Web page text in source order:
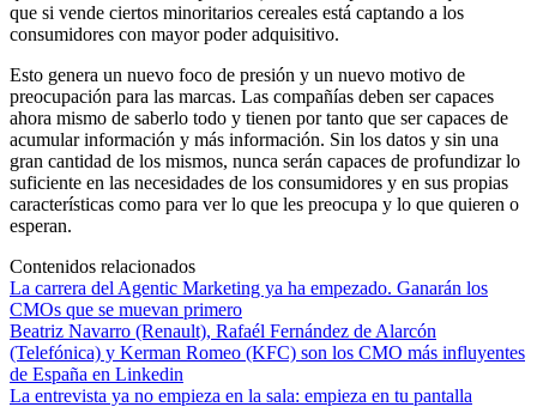
que si vende ciertos minoritarios cereales está captando a los
consumidores con mayor poder adquisitivo.
Esto genera un nuevo foco de presión y un nuevo motivo de
preocupación para las marcas. Las compañías deben ser capaces
ahora mismo de saberlo todo y tienen por tanto que ser capaces de
acumular información y más información. Sin los datos y sin una
gran cantidad de los mismos, nunca serán capaces de profundizar lo
suficiente en las necesidades de los consumidores y en sus propias
características como para ver lo que les preocupa y lo que quieren o
esperan.
Contenidos relacionados
La carrera del Agentic Marketing ya ha empezado. Ganarán los
CMOs que se muevan primero
Beatriz Navarro (Renault), Rafaél Fernández de Alarcón
(Telefónica) y Kerman Romeo (KFC) son los CMO más influyentes
de España en Linkedin
La entrevista ya no empieza en la sala: empieza en tu pantalla